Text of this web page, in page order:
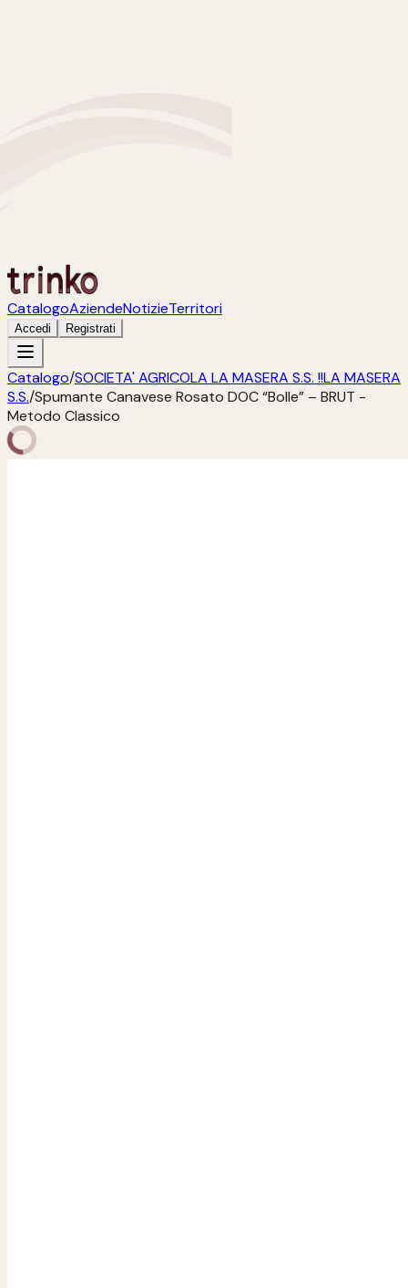
CatalogoAziendeNotizieTerritori
Accedi Registrati
Catalogo/SOCIETA' AGRICOLA LA MASERA S.S. !!LA MASERA
S.S./Spumante Canavese Rosato DOC “Bolle” – BRUT -
Metodo Classico